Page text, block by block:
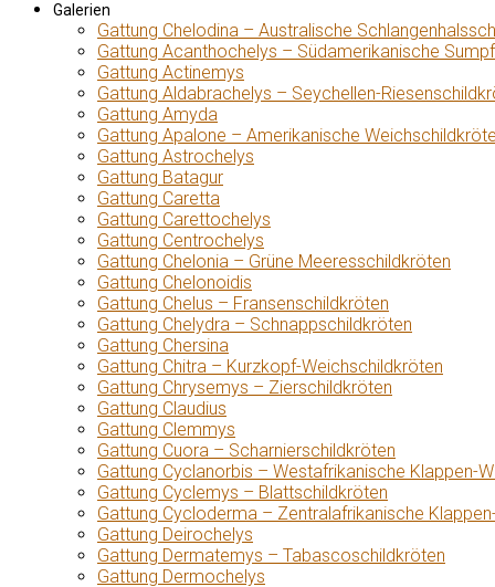
Galerien
Gattung Chelodina – Australische
Gattung Acanthochelys – Südamerikanische
Gattung Actinemys
Gattung Aldabrachelys – Seychellen-
Gattung Amyda
Gattung Apalone – Amerikanische
Gattung Astrochelys
Gattung Batagur
Gattung Caretta
Gattung Carettochelys
Gattung Centrochelys
Gattung Chelonia – Grüne Meeresschildkröten
Gattung Chelonoidis
Gattung Chelus – Fransenschildkröten
Gattung Chelydra – Schnappschildkröten
Gattung Chersina
Gattung Chitra – Kurzkopf-Weichschildkröten
Gattung Chrysemys – Zierschildkröten
Gattung Claudius
Gattung Clemmys
Gattung Cuora – Scharnierschildkröten
Gattung Cyclanorbis – Westafrikanische Klappen-
Gattung Cyclemys – Blattschildkröten
Gattung Cycloderma – Zentralafrikanische
Gattung Deirochelys
Gattung Dermatemys – Tabascoschildkröten
Gattung Dermochelys